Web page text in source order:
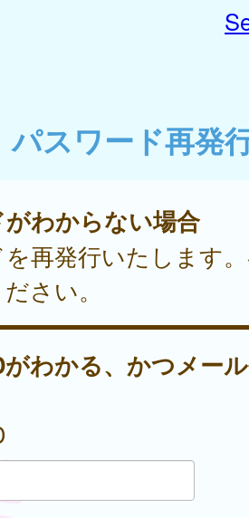
パスワード再発
わからない場合
再発行いたします
さい。
がわかる、かつメー